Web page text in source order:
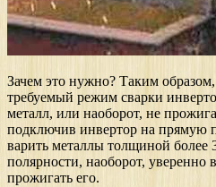
Зачем это нужно? Таким
требуемый режим сварки
металл, или наоборот, не
подключив инвертор на прямую
варить металлы толщиной более
полярности, наоборот, уверенно
прожигать его.